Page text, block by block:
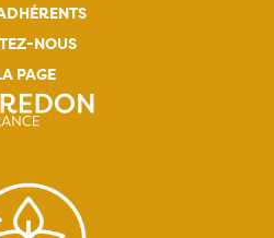
NOUS
PAGE